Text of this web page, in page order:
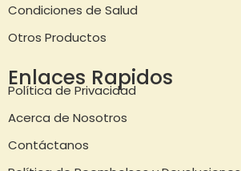
Condiciones de Salud
Otros Productos
Enlaces Rapidos
Política de Privacidad
Acerca de Nosotros
Contáctanos